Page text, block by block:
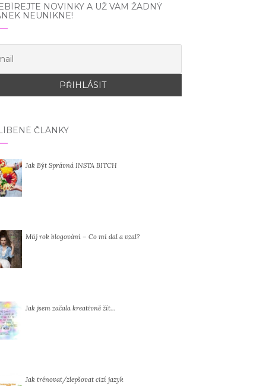
NOVINKY A UŽ VÁM ŽÁDNÝ
NEUNIKNE!
ČLÁNKY
Jak Být Správná INSTA BITCH
Můj rok blogování – Co mi dal a vzal?
Jak jsem začala kreativně žít…
Jak trénovat/zlepšovat cizí jazyk